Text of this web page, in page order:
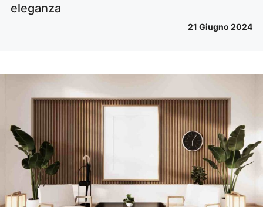
eleganza
21 Giugno 2024